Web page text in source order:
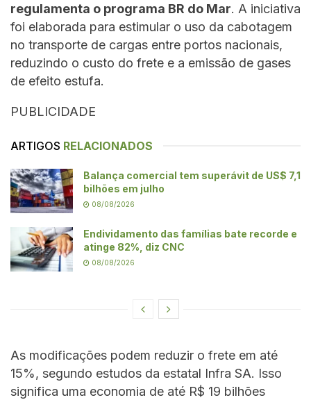
regulamenta o programa BR do Mar. A iniciativa
foi elaborada para estimular o uso da cabotagem
no transporte de cargas entre portos nacionais,
reduzindo o custo do frete e a emissão de gases
de efeito estufa.
PUBLICIDADE
ARTIGOS RELACIONADOS
Balança comercial tem superávit de US$ 7,1
bilhões em julho
08/08/2026
Endividamento das famílias bate recorde e
atinge 82%, diz CNC
08/08/2026
As modificações podem reduzir o frete em até
15%, segundo estudos da estatal Infra SA. Isso
significa uma economia de até R$ 19 bilhões